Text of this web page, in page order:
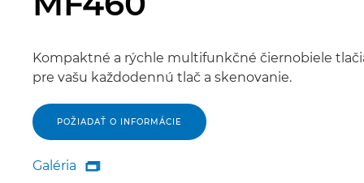
Kompaktné a rýchle multifunkčné čiernobiele
pre vašu každodennú tlač a skenovanie.
POŽIADAŤ O INFORMÁCIE
Galéria
Galéria
